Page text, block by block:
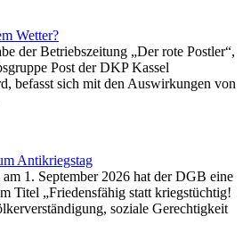
Wetter?
der Betriebszeitung „Der rote Postler“,
Post der DKP Kassel
befasst sich mit den Auswirkungen von
Antikriegstag
1. September 2026 hat der DGB eine
Titel „Friedensfähig statt kriegstüchtig!
soziale Gerechtigkeit